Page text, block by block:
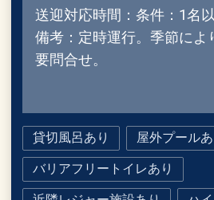
送迎対応時間：条件：1名
備考：定時運行。季節によ
要問合せ。
貸切風呂あり 屋外プールあ
バリアフリートイレあり